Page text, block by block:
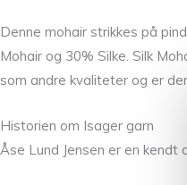
Denne mohair strikkes på
Mohair og 30% Silke. Silk
som andre kvaliteter og er
Historien om Isager garn
Åse Lund Jensen er en